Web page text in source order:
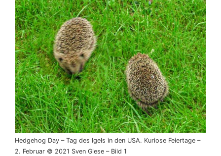
Hedgehog Day – Tag des Igels in den USA. Kuriose Feiertage –
2. Februar © 2021 Sven Giese – Bild 1